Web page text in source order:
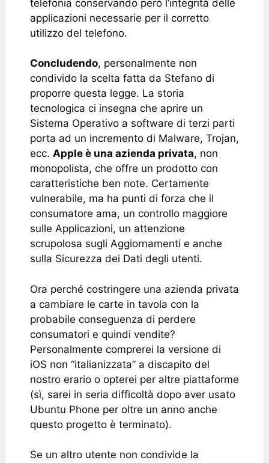
telefonia conservando però l’integrità delle
applicazioni necessarie per il corretto
utilizzo del telefono.
Concludendo, personalmente non
condivido la scelta fatta da Stefano di
proporre questa legge. La storia
tecnologica ci insegna che aprire un
Sistema Operativo a software di terzi parti
porta ad un incremento di Malware, Trojan,
ecc. Apple è una azienda privata, non
monopolista, che offre un prodotto con
caratteristiche ben note. Certamente
vulnerabile, ma ha punti di forza che il
consumatore ama, un controllo maggiore
sulle Applicazioni, un attenzione
scrupolosa sugli Aggiornamenti e anche
sulla Sicurezza dei Dati degli utenti.
Ora perché costringere una azienda privata
a cambiare le carte in tavola con la
probabile conseguenza di perdere
consumatori e quindi vendite?
Personalmente comprerei la versione di
iOS non “italianizzata” a discapito del
nostro erario o opterei per altre piattaforme
(sì, sarei in seria difficoltà dopo aver usato
Ubuntu Phone per oltre un anno anche
questo progetto è terminato).
Se un altro utente non condivide la